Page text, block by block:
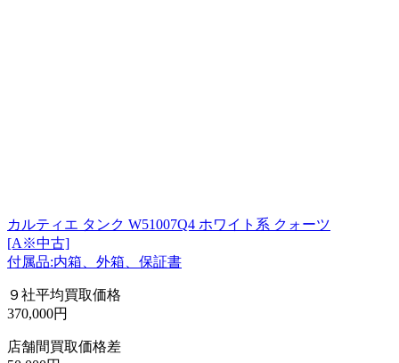
カルティエ タンク W51007Q4 ホワイト系 クォーツ
[A※中古]
付属品:内箱、外箱、保証書
９社平均買取価格
370,000円
店舗間買取価格差